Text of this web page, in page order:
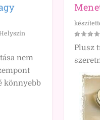
nem
könnyebb
Plusz